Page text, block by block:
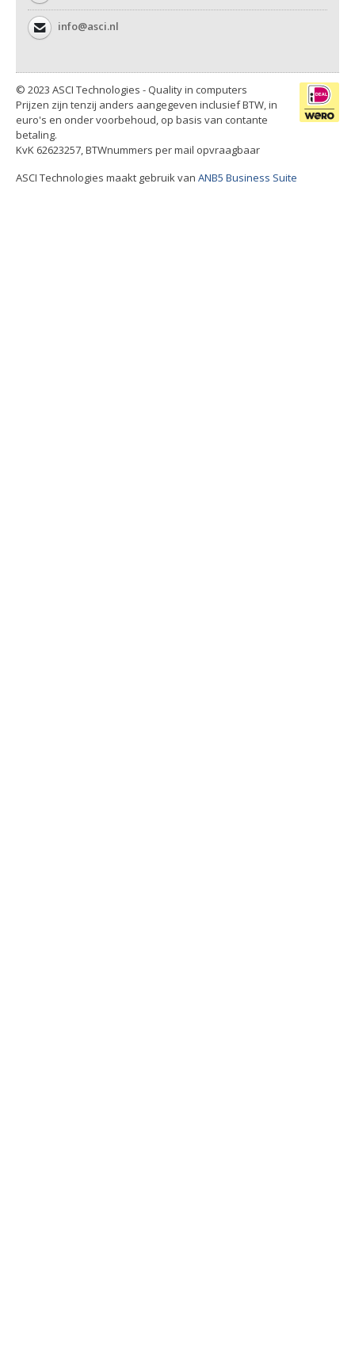
info@asci.nl
© 2023 ASCI Technologies - Quality in computers
Prijzen zijn tenzij anders aangegeven inclusief BTW, in
euro's en onder voorbehoud, op basis van contante
betaling.
KvK 62623257, BTWnummers per mail opvraagbaar
ASCI Technologies maakt gebruik van ANB5 Business Suite